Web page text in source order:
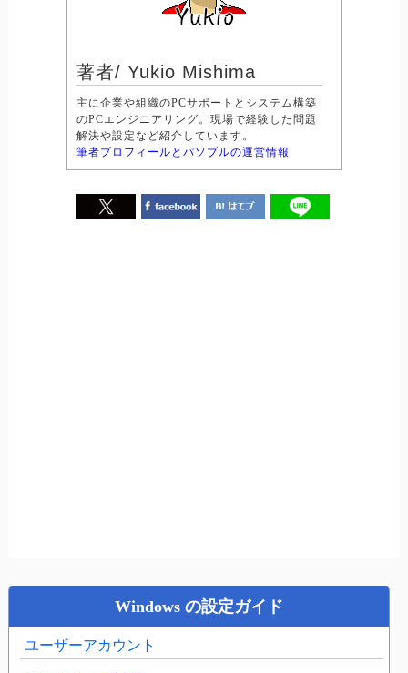
著者/ Yukio Mishima
主に企業や組織のPCサポートとシステム構築
のPCエンジニアリング。現場で経験した問題
解決や設定など紹介しています。
筆者プロフィールとパソブルの運営情報
Windows の設定ガイド
ユーザーアカウント